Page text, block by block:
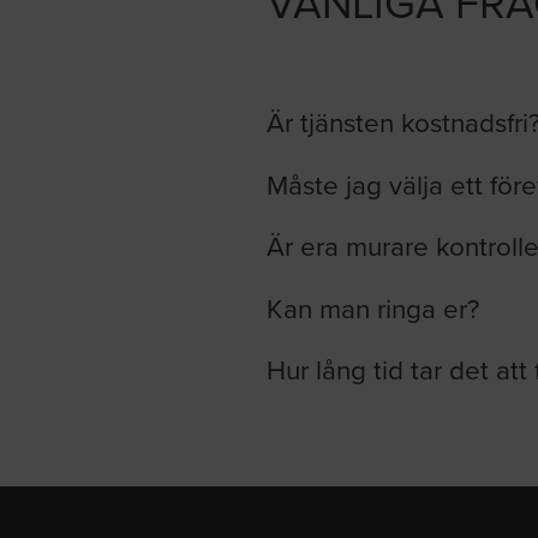
Är tjänsten
Måste jag välja ett
Är era murare
Kan man ringa er?
Hur lång tid tar det att